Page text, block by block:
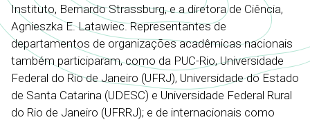
Instituto, Bernardo Strassburg, e a diretora de Ciência,
Agnieszka E. Latawiec. Representantes de
departamentos de organizações acadêmicas nacionais
também participaram, como da PUC-Rio, Universidade
Federal do Rio de Janeiro (UFRJ), Universidade do Estado
de Santa Catarina (UDESC) e Universidade Federal Rural
do Rio de Janeiro (UFRRJ); e de internacionais como